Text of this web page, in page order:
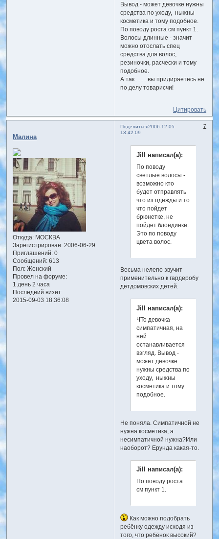
Вывод - может девочке нужны
средства по уходу, ныжны
косметика и тому подобное.
По поводу роста см пункт 1.
Волосы длинные - значит
можно отослать спец
средства для волос,
резиночки, расчески и тому
подобное.
А так........ вы придираетесь не
по делу товарисчи!
Цитировать
Поделиться 7
2006-12-05
13:42:09
Малина
Откуда:МОСКВА
Зарегистрирован: 2006-06-29
Приглашений:0
Сообщений:613
Пол:Женский
Провел на форуме:
1 день 2 часа
Последний визит:
2015-09-03 18:36:08
Jill написал(а):
По поводу
светлые волосы -
возможно кто
будет отправлять
что из одежды и то
что пойдет
брюнетке, не
пойдет блондинке.
Это по поводу
цвета волос.
Весьма нелепо звучит
применительно к гардеробу
детдомовских детей.
Jill написал(а):
ЧТо девочка
симпатичная, на
ней
останавливается
взгляд. Вывод -
может девочке
нужны средства по
уходу, ныжны
косметика и тому
подобное.
Не поняла. Симпатичной не
нужна косметика, а
несимпатичной нужна?Или
наоборот? Ерунда какая-то.
Jill написал(а):
По поводу роста
см пункт 1.
Как можно подобрать
ребёнку одежду исходя из
того, что ребёнок высокий?